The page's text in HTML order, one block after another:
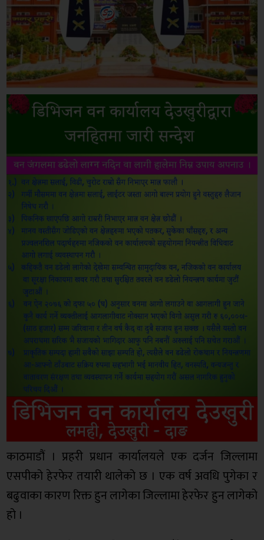
काठमाडौं । प्रहरी प्रधान कार्यालयले एक दर्जन जिल्लामा
एसपीको हेरफेर तयारी थालेको छ । एक वर्ष अवधि पुगेका र
बढुवाका कारण रिक्त हुन लागेका जिल्लामा हेरफेर हुन लागेको
हो ।